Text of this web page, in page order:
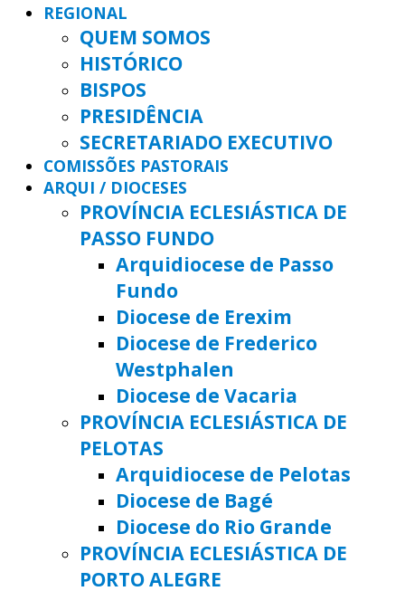
REGIONAL
QUEM SOMOS
HISTÓRICO
BISPOS
PRESIDÊNCIA
SECRETARIADO EXECUTIVO
COMISSÕES PASTORAIS
ARQUI / DIOCESES
PROVÍNCIA ECLESIÁSTICA DE
PASSO FUNDO
Arquidiocese de Passo
Fundo
Diocese de Erexim
Diocese de Frederico
Westphalen
Diocese de Vacaria
PROVÍNCIA ECLESIÁSTICA DE
PELOTAS
Arquidiocese de Pelotas
Diocese de Bagé
Diocese do Rio Grande
PROVÍNCIA ECLESIÁSTICA DE
PORTO ALEGRE